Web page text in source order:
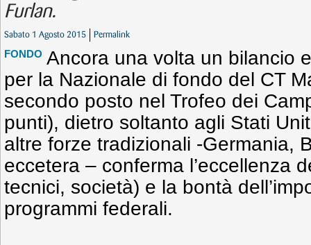
Furlan.
Sabato 1 Agosto 2015 Permalink
FONDO Ancora una volta un bilancio
per la Nazionale di fondo del CT
secondo posto nel Trofeo dei
punti), dietro soltanto agli Stati
altre forze tradizionali -Germania,
eccetera – conferma l’eccellenza
tecnici, società) e la bontà
programmi federali.